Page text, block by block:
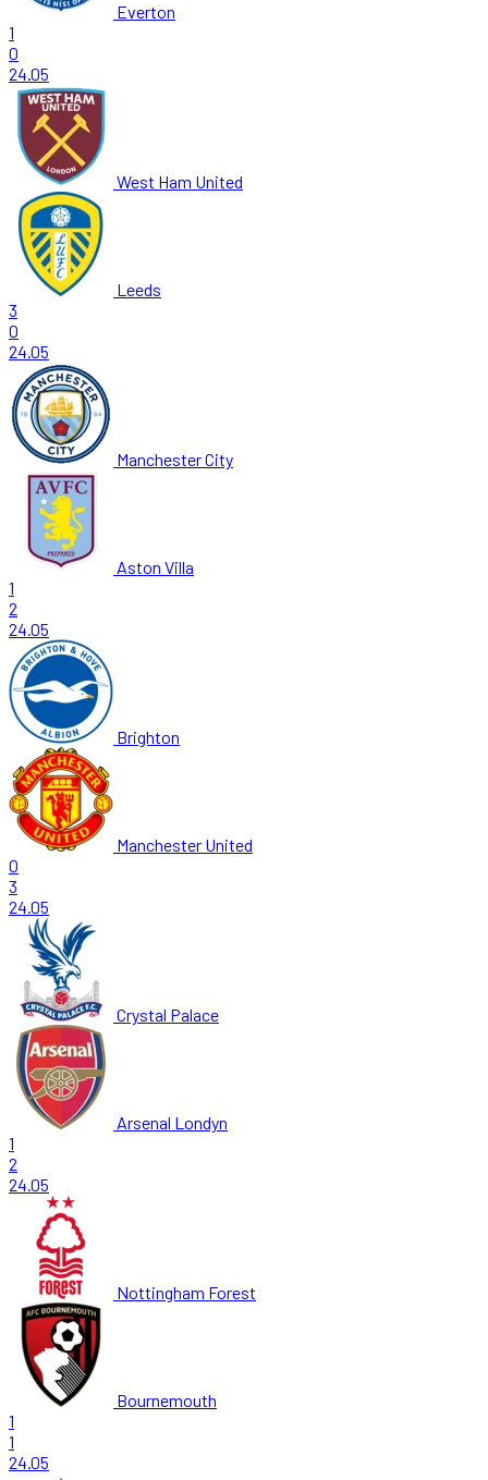
Everton
1
0
24.05
West Ham United
Leeds
3
0
24.05
Manchester City
Aston Villa
1
2
24.05
Brighton
Manchester United
0
3
24.05
Crystal Palace
Arsenal Londyn
1
2
24.05
Nottingham Forest
Bournemouth
1
1
24.05